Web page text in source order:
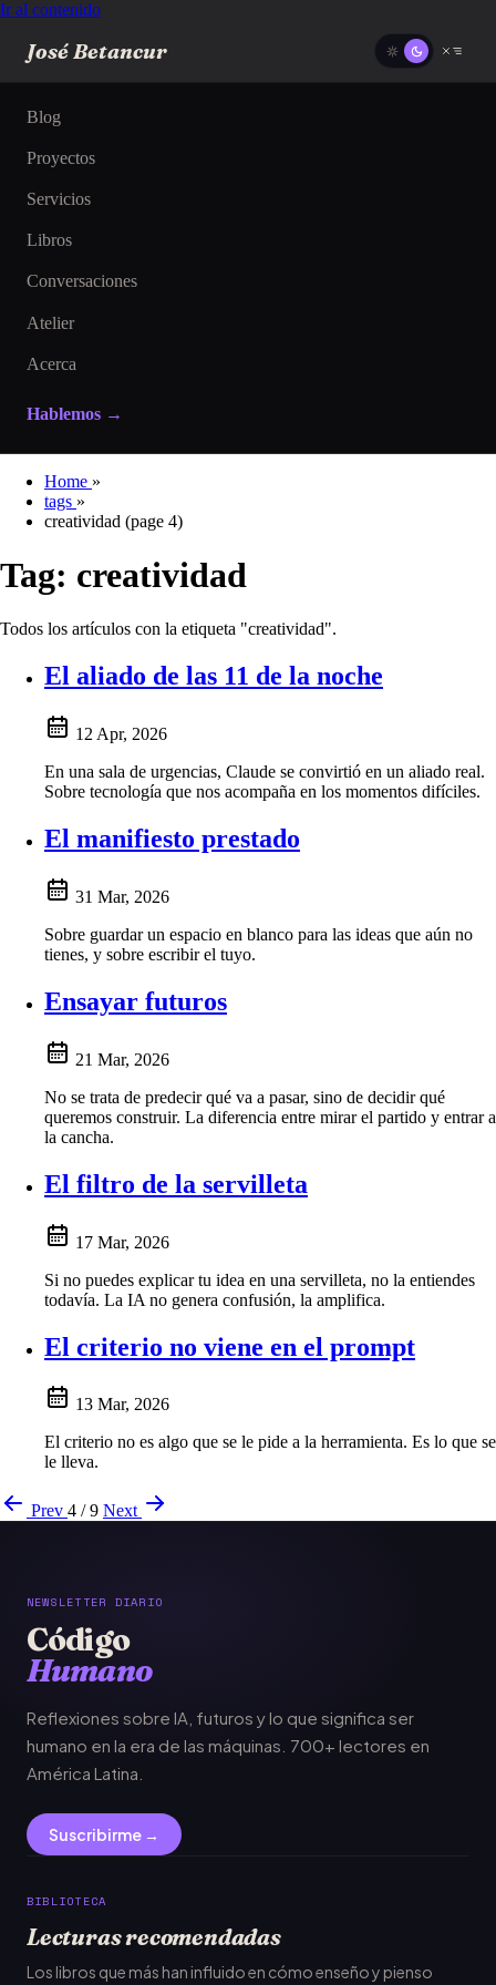
Ir al contenido
José Betancur
Blog
Proyectos
Servicios
Libros
Conversaciones
Atelier
Acerca
Hablemos →
Home »
tags »
creatividad (page 4)
Tag: creatividad
Todos los artículos con la etiqueta "creatividad".
El aliado de las 11 de la noche
12 Apr, 2026
En una sala de urgencias, Claude se convirtió en un aliado real.
Sobre tecnología que nos acompaña en los momentos difíciles.
El manifiesto prestado
31 Mar, 2026
Sobre guardar un espacio en blanco para las ideas que aún no
tienes, y sobre escribir el tuyo.
Ensayar futuros
21 Mar, 2026
No se trata de predecir qué va a pasar, sino de decidir qué
queremos construir. La diferencia entre mirar el partido y entrar a
la cancha.
El filtro de la servilleta
17 Mar, 2026
Si no puedes explicar tu idea en una servilleta, no la entiendes
todavía. La IA no genera confusión, la amplifica.
El criterio no viene en el prompt
13 Mar, 2026
El criterio no es algo que se le pide a la herramienta. Es lo que se
le lleva.
Prev 4 / 9 Next
NEWSLETTER DIARIO
Código
Humano
Reflexiones sobre IA, futuros y lo que significa ser
humano en la era de las máquinas. 700+ lectores en
América Latina.
Suscribirme →
BIBLIOTECA
Lecturas recomendadas
Los libros que más han influido en cómo enseño y pienso